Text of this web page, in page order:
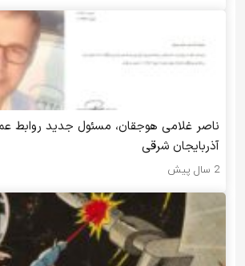
ناصر غلامی هوجقان، مسئول جدید روابط
آذربایجان شرقی
2 سال پیش